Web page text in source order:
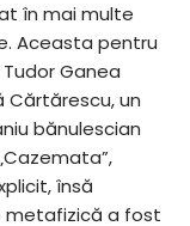
în mai multe
Aceasta pentru
Ganea
un
bănulescian
însă
metafizică a fost